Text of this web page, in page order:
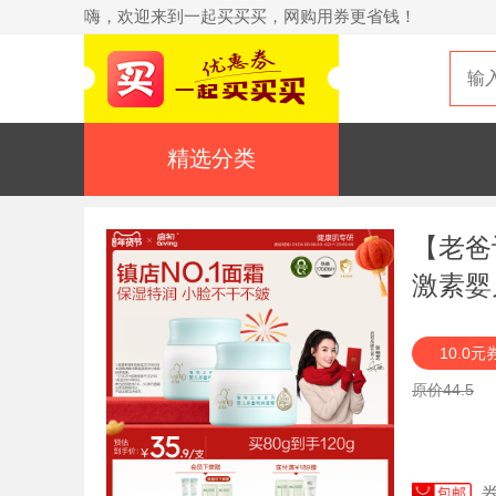
嗨，欢迎来到一起买买买，网购用券更省钱！
精选分类
【老
激素
10.0元
原价44.5